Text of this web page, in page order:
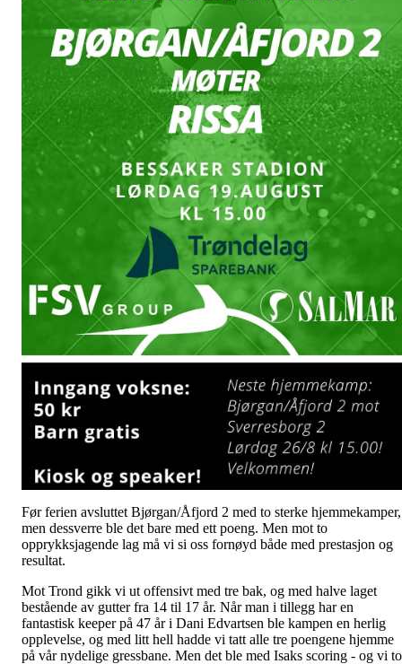
Før ferien avsluttet Bjørgan/Åfjord 2 med to sterke hjemmekamper,
men dessverre ble det bare med ett poeng. Men mot to
opprykksjagende lag må vi si oss fornøyd både med prestasjon og
resultat.
Mot Trond gikk vi ut offensivt med tre bak, og med halve laget
bestående av gutter fra 14 til 17 år. Når man i tillegg har en
fantastisk keeper på 47 år i Dani Edvartsen ble kampen en herlig
opplevelse, og med litt hell hadde vi tatt alle tre poengene hjemme
på vår nydelige gressbane. Men det ble med Isaks scoring - og vi